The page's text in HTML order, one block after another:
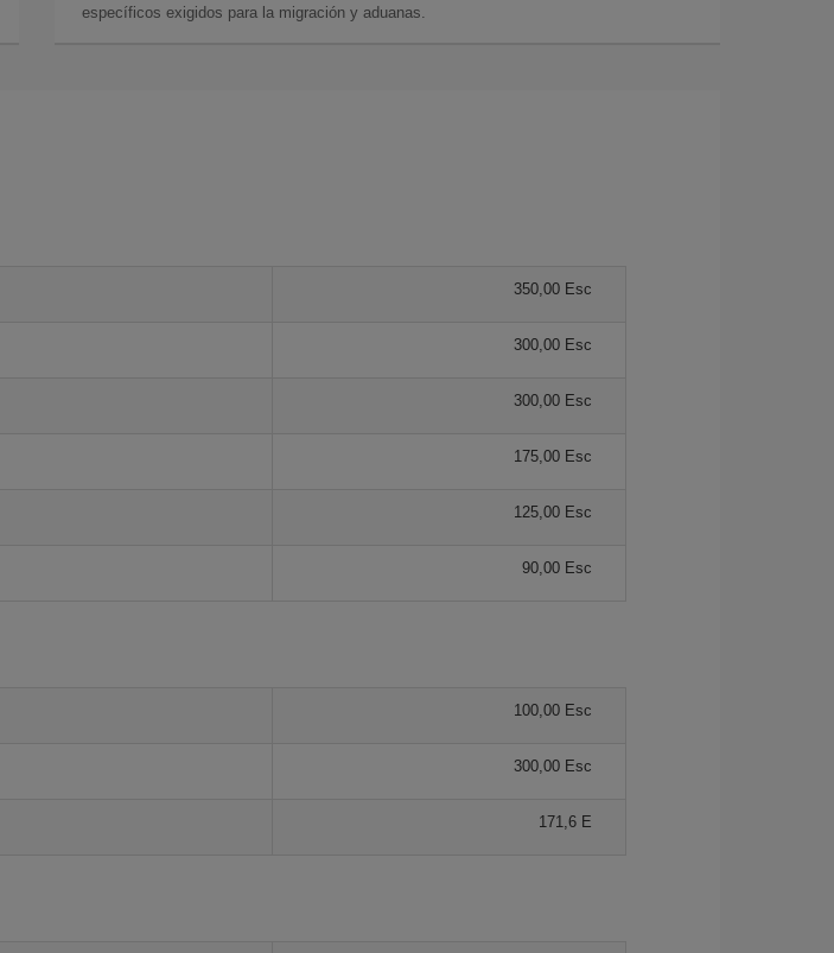
específicos exigidos para la migración y aduanas.
350,00 Esc
300,00 Esc
300,00 Esc
175,00 Esc
125,00 Esc
90,00 Esc
100,00 Esc
300,00 Esc
171,6 E